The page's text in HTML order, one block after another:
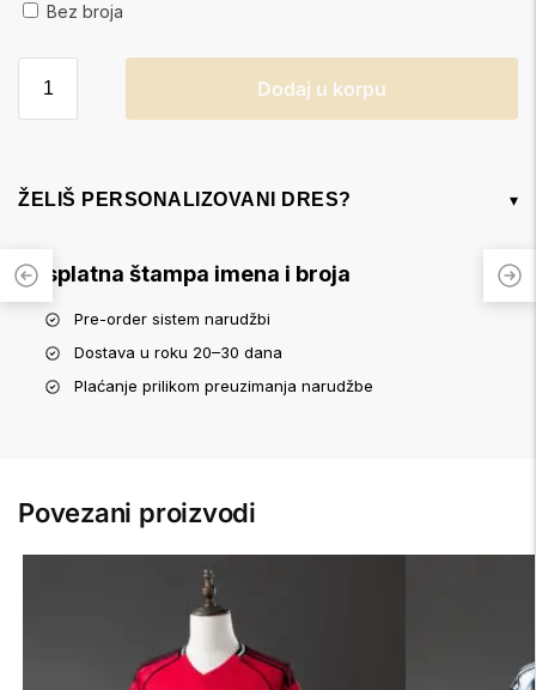
Bez broja
Dodaj u korpu
ŽELIŠ PERSONALIZOVANI DRES? ▾
Besplatna štampa imena i broja
Pre-order sistem narudžbi
Dostava u roku 20–30 dana
Plaćanje prilikom preuzimanja narudžbe
Povezani proizvodi